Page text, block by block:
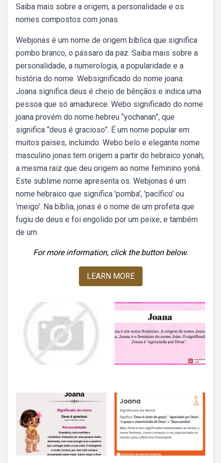
Saiba mais sobre a origem, a personalidade e os
nomes compostos com jonas.
Webjonas é um nome de origem bíblica que significa
pombo branco, o pássaro da paz. Saiba mais sobre a
personalidade, a numerologia, a popularidade e a
história do nome. Websignificado do nome joana.
Joana significa deus é cheio de bênçãos e indica uma
pessoa que só amadurece. Webo significado do nome
joana provém do nome hebreu “yochanan”, que
significa “deus é gracioso”. É um nome popular em
muitos países, incluindo. Webo belo e elegante nome
masculino jonas tem origem a partir do hebraico yonah,
a mesma raiz que deu origem ao nome feminino yoná.
Este sublime nome apresenta os. Webjonas é um
nome hebraico que significa 'pomba', 'pacífico' ou
'meigo'. Na bíblia, jonas é o nome de um profeta que
fugiu de deus e foi engolido por um peixe, e também
de um.
For more information, click the button below.
LEARN MORE